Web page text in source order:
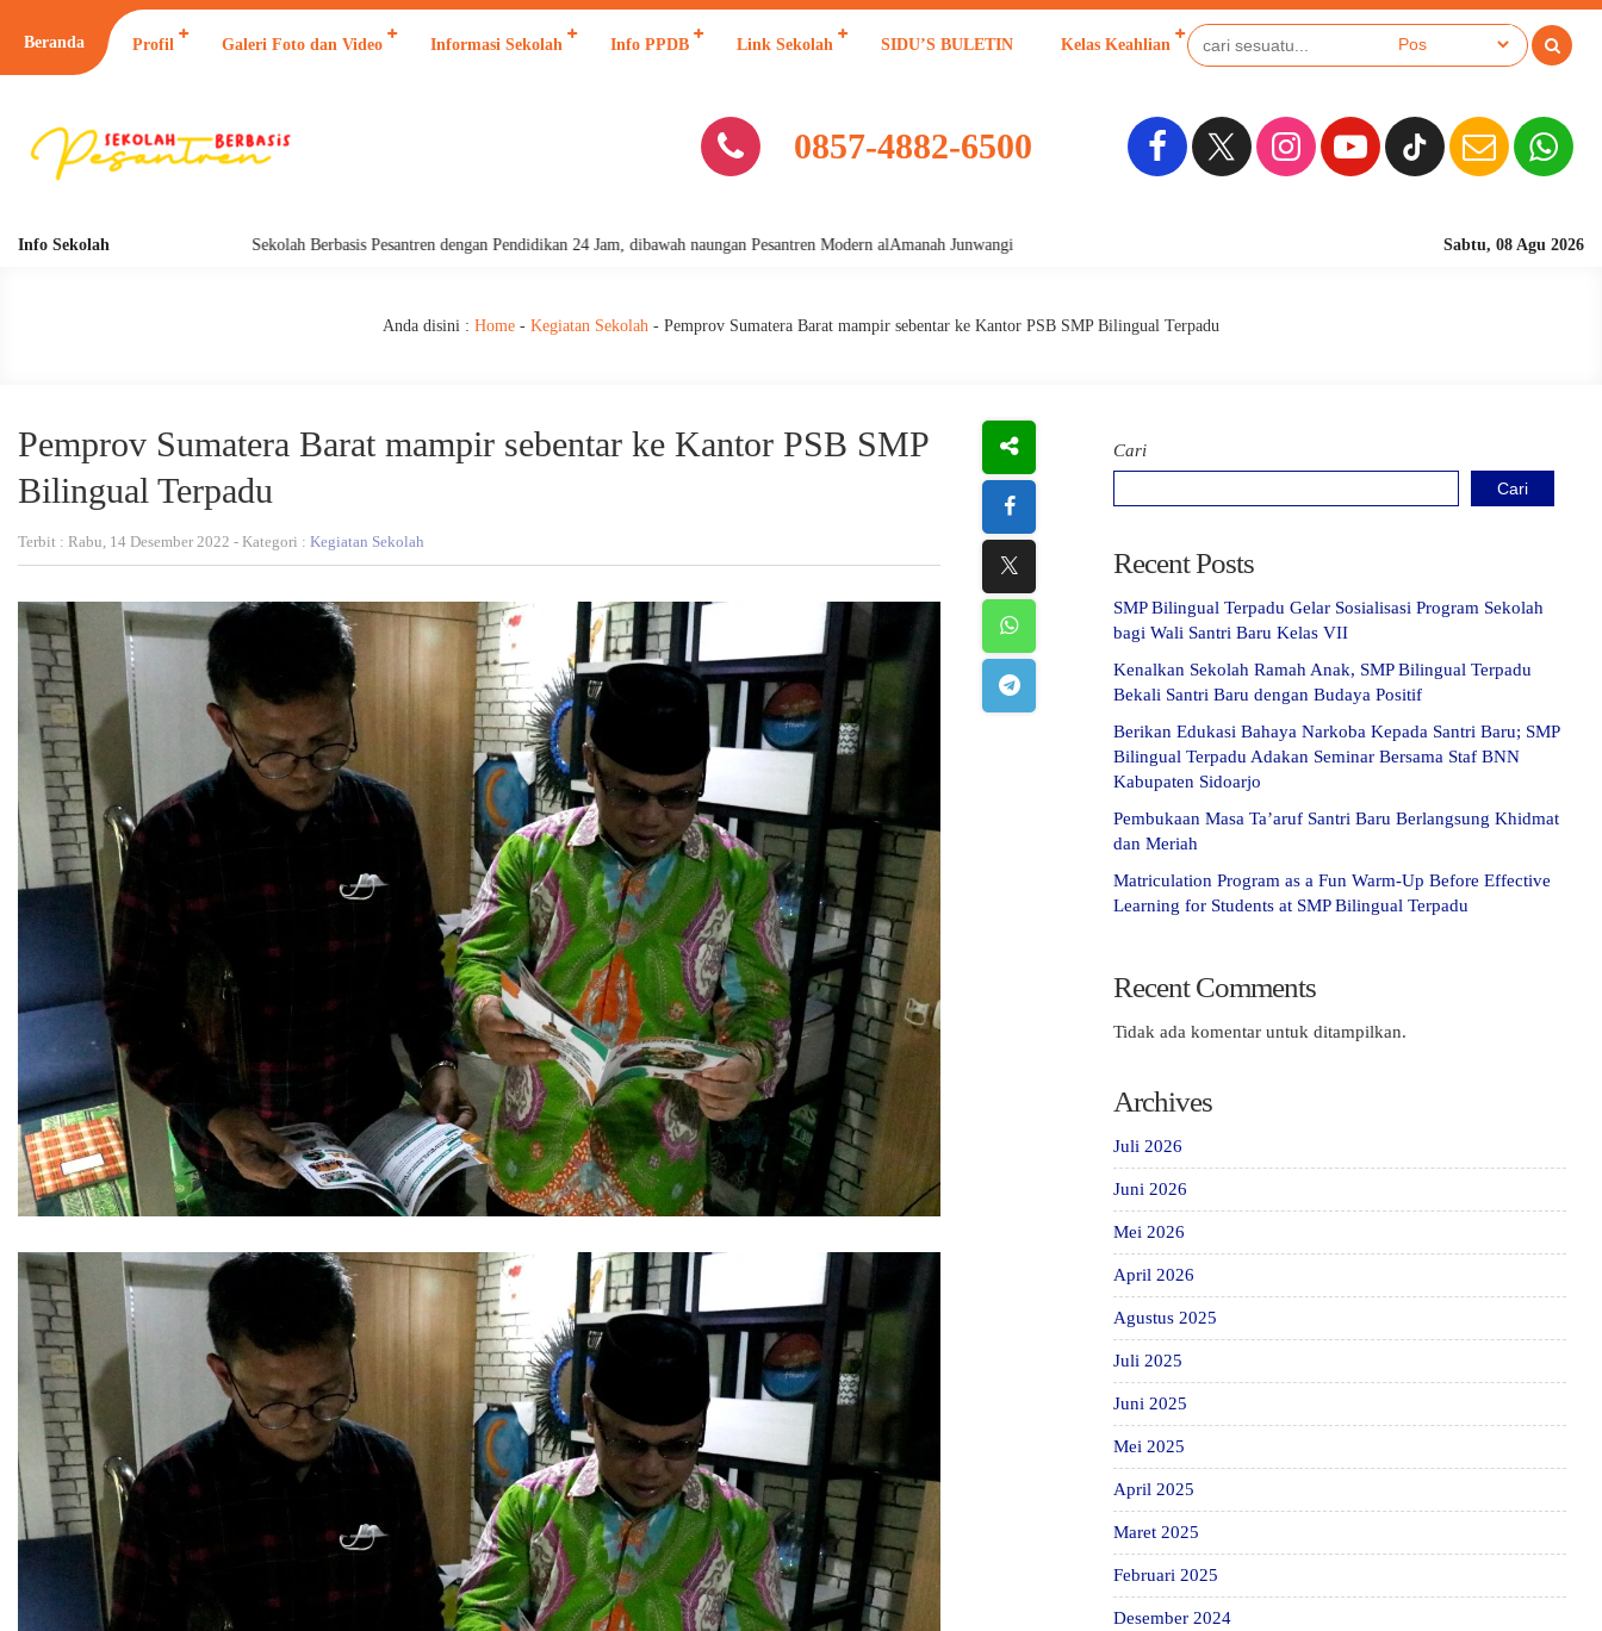
Beranda Profil Galeri Foto dan Video Informasi Sekolah Info PPDB Link Sekolah SIDU’S BULETIN Kelas Keahlian
0857-4882-6500
Info Sekolah Sabtu, 08 Agu 2026
Sekolah Berbasis
Sekolah Berbasis Pesantren dengan Pendidikan 24 Jam, dibawah naungan Pesantren Modern alAmanah Junwangi
Anda disini : Home - Kegiatan Sekolah - Pemprov Sumatera Barat mampir sebentar ke Kantor PSB SMP Bilingual Terpadu
Pemprov Sumatera Barat mampir sebentar ke Kantor PSB SMP
Bilingual Terpadu
Terbit : Rabu, 14 Desember 2022 - Kategori : Kegiatan Sekolah
Cari
Cari
Recent Posts
SMP Bilingual Terpadu Gelar Sosialisasi Program Sekolah
bagi Wali Santri Baru Kelas VII
Kenalkan Sekolah Ramah Anak, SMP Bilingual Terpadu
Bekali Santri Baru dengan Budaya Positif
Berikan Edukasi Bahaya Narkoba Kepada Santri Baru; SMP
Bilingual Terpadu Adakan Seminar Bersama Staf BNN
Kabupaten Sidoarjo
Pembukaan Masa Ta’aruf Santri Baru Berlangsung Khidmat
dan Meriah
Matriculation Program as a Fun Warm-Up Before Effective
Learning for Students at SMP Bilingual Terpadu
Recent Comments
Tidak ada komentar untuk ditampilkan.
Archives
Juli 2026
Juni 2026
Mei 2026
April 2026
Agustus 2025
Juli 2025
Juni 2025
Mei 2025
April 2025
Maret 2025
Februari 2025
Desember 2024